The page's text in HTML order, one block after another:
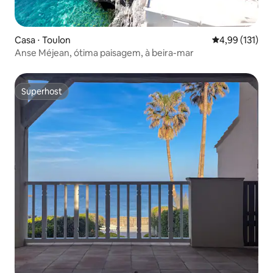
Casa ⋅ Toulon 4,99 de uma
4,99 (131)
Anse Méjean, ótima paisagem, à beira-mar
Superhost
Superhost